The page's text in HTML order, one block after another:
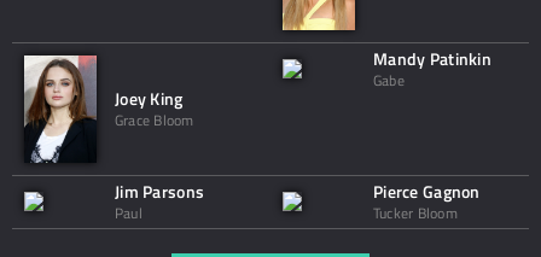
Joey King
Grace Bloom
Mandy Patinkin
Gabe
Jim Parsons
Paul
Pierce Gagnon
Tucker Bloom